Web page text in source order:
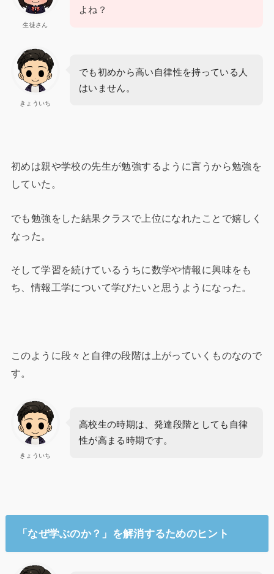
生徒さん
よね？
きょういち
でも初めから高い自律性を持っている人
はいません。
初めは親や学校の先生が勉強するように言うから勉強を
していた。
でも勉強をした結果クラスで上位になれたことで嬉しく
なった。
そして学習を続けているうちに数学や情報に興味をも
ち、情報工学について学びたいと思うようになった。
このように段々と自律の段階は上がっていくものなので
す。
きょういち
高校生の時期は、発達段階としても自律
性が高まる時期です。
「なぜ学ぶのか？」を解消するためのヒント